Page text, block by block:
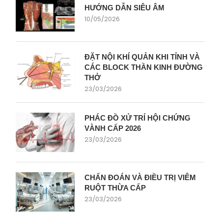
HƯỚNG DẪN SIÊU ÂM
10/05/2026
ĐẶT NỘI KHÍ QUẢN KHI TỈNH VÀ
CÁC BLOCK THẦN KINH ĐƯỜNG
THỞ
23/03/2026
PHÁC ĐỒ XỬ TRÍ HỘI CHỨNG
VÀNH CẤP 2026
23/03/2026
CHẨN ĐOÁN VÀ ĐIỀU TRỊ VIÊM
RUỘT THỪA CẤP
23/03/2026